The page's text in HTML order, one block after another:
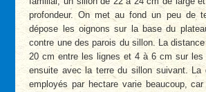
profondeur. On met au fond un peu de
dépose les oignons sur la base du
contre une des parois du sillon. La
20 cm entre les lignes et 4 à 6 cm sur les
ensuite avec la terre du sillon suivant. La
employés par hectare varie beaucoup,